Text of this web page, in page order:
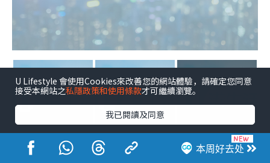
+4
点击图片放大 本周好去处
U Lifestyle 會使用Cookies來改善您的網站體驗，請確定您同意
接受本網站之私隱政策和使用條款才可繼續瀏覽。
我已閱讀及同意